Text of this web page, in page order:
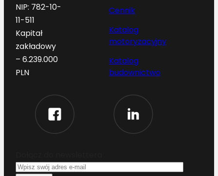
NIP: 782-10-
11-511
Kapitał
zakładowy
– 6.239.000
PLN
Cennik
Katalog
motoryzacyjny
Katalog
budownictwo